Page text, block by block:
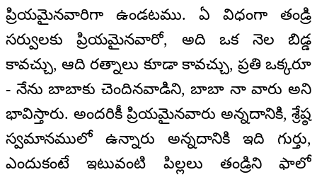
ప్రియమైనవారిగా ఉండటము. ఏ విధంగా తండ్రి
సర్వులకు ప్రియమైనవారో, అది ఒక నెల బిడ్డ
కావచ్చు, ఆది రత్నాలు కూడా కావచ్చు, ప్రతి ఒక్కరూ
- నేను బాబాకు చెందినవాడిని, బాబా నా వారు అని
భావిస్తారు. అందరికీ ప్రియమైనవారు అన్నదానికి, శ్రేష్ఠ
స్వమానములో ఉన్నారు అన్నదానికి ఇది గుర్తు,
ఎందుకంటే ఇటువంటి పిల్లలు తండ్రిని ఫాలో